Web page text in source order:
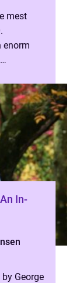
mest
enorm
In-
George